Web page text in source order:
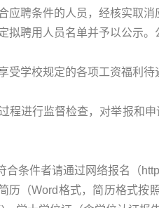
应聘条件的人员，经核实取
拟聘用人员名单并予以公示
受学校规定的各项工资福利待
程进行监督检查，对举报和
合条件者请通过网络报名（
历（Word格式，简历格式按